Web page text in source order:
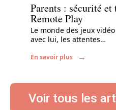
Parents : sécurité et
Remote Play
Le monde des jeux
avec lui, les attentes…
En savoir plus
Voir tous les